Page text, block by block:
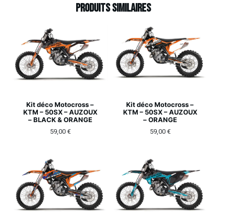
Produits similaires
Kit déco Motocross –
KTM – 50SX – AUZOUX
– BLACK & ORANGE
59,00 €
Kit déco Motocross –
KTM – 50SX – AUZOUX
– ORANGE
59,00 €